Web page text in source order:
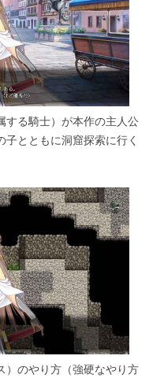
する騎士）が本作の主人公
とともに洞窟探索に行く
）のやり方（強硬なやり方